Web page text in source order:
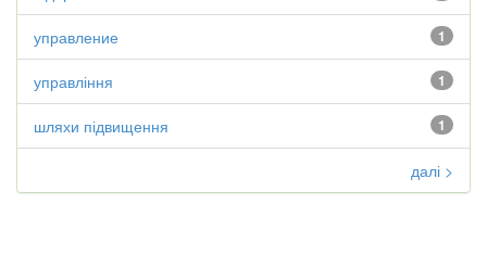
1
управление
1
управління
1
шляхи підвищення
далі >